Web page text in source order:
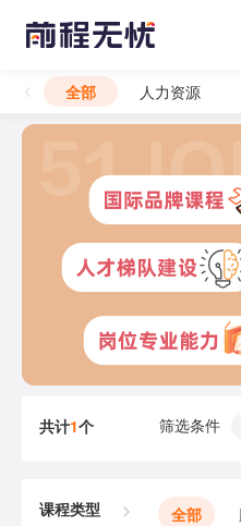
全部 人力资源
共计1个 筛选条件
课程类型 全部